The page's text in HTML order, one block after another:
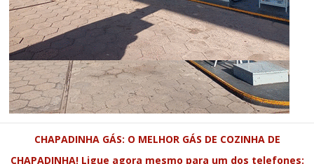
CHAPADINHA GÁS: O MELHOR GÁS DE COZINHA DE
CHAPADINHA! Ligue agora mesmo para um dos telefones: